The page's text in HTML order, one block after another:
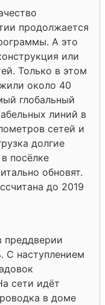
продолжается
А это
или
Только в этом
около 40
глобальный
линий в
сетей и
долгие
посёлке
обновят.
до 2019
преддверии
С наступлением
сети идёт
в доме